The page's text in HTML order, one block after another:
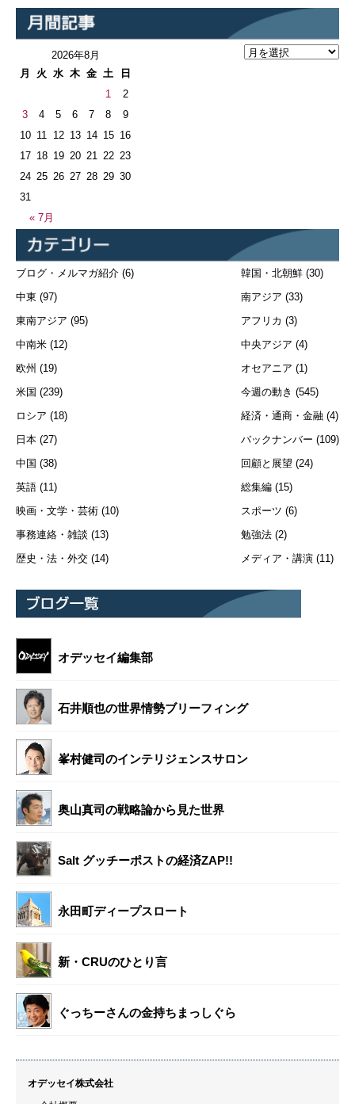
2026年8月
月
火 水 木 金 土 日
« 7月
1
2
3
4 5 6 7 8
9
10 11 12 13 14 15 16
17 18 19 20 21 22 23
24 25 26 27 28 29 30
31
ブログ・メルマガ紹介 (6)
中東 (97)
東南アジア (95)
中南米 (12)
欧州 (19)
米国 (239)
ロシア (18)
日本 (27)
中国 (38)
英語 (11)
映画・文学・芸術 (10)
事務連絡・雑談 (13)
歴史・法・外交 (14)
韓国・北朝鮮 (30)
南アジア (33)
アフリカ (3)
中央アジア (4)
オセアニア (1)
今週の動き (545)
経済・通商・金融 (4)
バックナンバー (109)
回顧と展望 (24)
総集編 (15)
スポーツ (6)
勉強法 (2)
メディア・講演 (11)
オデッセイ編集部
石井順也の世界情勢ブリーフィング
峯村健司のインテリジェンスサロン
奥山真司の戦略論から見た世界
Salt グッチーポストの経済ZAP!!
永田町ディープスロート
新・CRUのひとり言
ぐっちーさんの金持ちまっしぐら
オデッセイ株式会社